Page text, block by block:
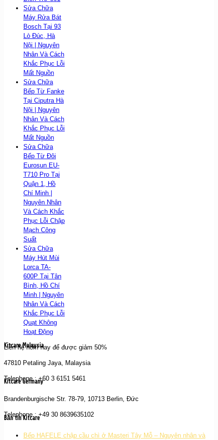
Sửa Chữa
Máy Rửa Bát
Bosch Tại 93
Lò Đúc, Hà
Nội | Nguyên
Nhân Và Cách
Khắc Phục Lỗi
Mất Nguồn
Sửa Chữa
Bếp Từ Fanke
Tại Ciputra Hà
Nội | Nguyên
Nhân Và Cách
Khắc Phục Lỗi
Mất Nguồn
Sửa Chữa
Bếp Từ Đôi
Eurosun EU-
T710 Pro Tại
Quận 1, Hồ
Chí Minh |
Nguyên Nhân
Và Cách Khắc
Phục Lỗi Chập
Mạch Công
Suất
Sửa Chữa
Máy Hút Mùi
Lorca TA-
600P Tại Tân
Bình, Hồ Chí
Minh | Nguyên
Nhân Và Cách
Khắc Phục Lỗi
Quạt Không
Hoạt Động
Liên hệ hôm nay để được giảm 50%
Kitcare Malaysia
47810 Petaling Jaya, Malaysia
Telephone : +60 3 6151 5461
Kitcare Germany
Brandenburgische Str. 78-79, 10713 Berlin, Đức
Telephone : +49 30 8639635102
Bản tin Kitcare
Bếp HAFELE chập cầu chì ở Masteri Tây Mỗ – Nguyên nhân và